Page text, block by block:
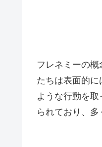
フレネミーの
たちは表面的
ような行動を
られており、多